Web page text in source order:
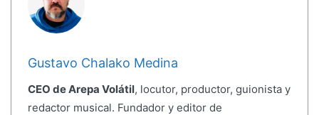
Gustavo Chalako Medina
CEO de Arepa Volátil, locutor, productor, guionista y
redactor musical. Fundador y editor de